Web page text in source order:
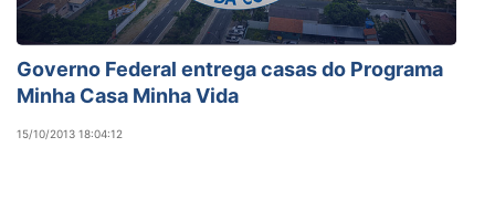
Governo Federal entrega casas do Programa
Minha Casa Minha Vida
15/10/2013 18:04:12